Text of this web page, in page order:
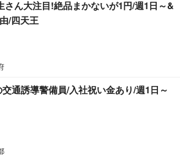
さん大注目!絶品まかないが1円/週1日～&
/四天王
通誘導警備員/入社祝い金あり/週1日～